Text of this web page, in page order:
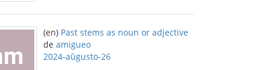
(en) Past stems as noun or adjective
de amigueo
2024-aŭgusto-26